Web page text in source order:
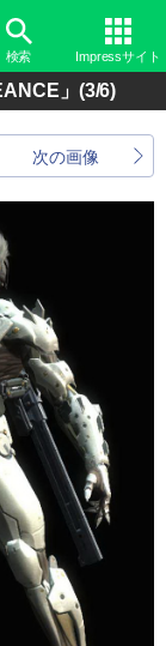
検索 Impressサイト
」 (3/6)
次の画像